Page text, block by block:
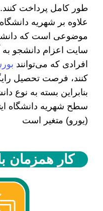
طور کامل پرداخت کنند.
علاوه بر شهریه
موضوعی است که
سایت اعزام دانشجو به
افرادی که می‌توانند
کنند، فرصت تحصیل
بنابراین بسته به نوع
(یورو) متغیر است
کار همزمان